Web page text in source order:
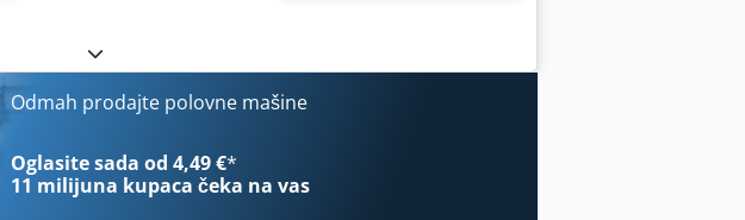
Odmah prodajte polovne mašine
Oglasite sada od 4,49 €*
11 milijuna kupaca čeka na vas